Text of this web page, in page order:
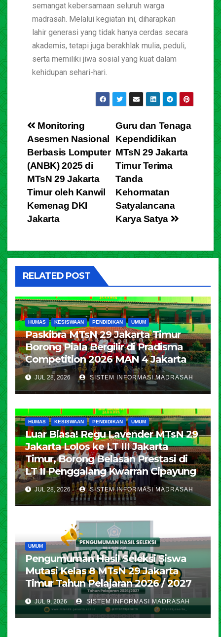
semangat kebersamaan seluruh warga
madrasah. Melalui kegiatan ini, diharapkan
lahir generasi yang tidak hanya cerdas secara
akademis, tetapi juga berakhlak mulia, peduli,
serta memiliki jiwa sosial yang kuat dalam
kehidupan sehari-hari.
Guru dan Tenaga
Kependidikan
MTsN 29 Jakarta
Timur Terima
Tanda
Kehormatan
Satyalancana
Karya Satya
Monitoring
Asesmen Nasional
Berbasis Lomputer
(ANBK) 2025 di
MTsN 29 Jakarta
Timur oleh Kanwil
Kemenag DKI
Jakarta
RELATED POST
HUMAS KESISWAAN PENDIDIKAN UMUM
Paskibra MTsN 29 Jakarta Timur
Borong Piala Bergilir di Pradisma
Competition 2026 MAN 4 Jakarta
JUL 28, 2026 SISTEM INFORMASI MADRASAH
HUMAS KESISWAAN PENDIDIKAN UMUM
Luar Biasa! Regu Lavender MTsN 29
Jakarta Lolos ke LT III Jakarta
Timur, Borong Belasan Prestasi di
LT II Penggalang Kwarran Cipayung
JUL 28, 2026 SISTEM INFORMASI MADRASAH
UMUM
Pengumuman Hasil Seleksi Siswa
Mutasi Kelas 8 MTsN 29 Jakarta
Timur Tahun Pelajaran 2026 / 2027
JUL 9, 2026 SISTEM INFORMASI MADRASAH